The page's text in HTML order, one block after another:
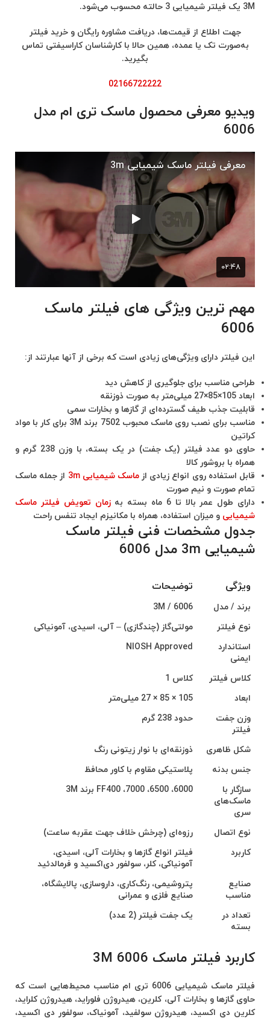
3M یک فیلتر شیمیایی 3 حالته محسوب می‌شود.
جهت اطلاع از قیمت‌ها، دریافت مشاوره رایگان و خرید فیلتر
به‌صورت تک یا عمده، همین حالا با کارشناسان کاراسیفتی تماس
بگیرید.
02166722222
ویدیو معرفی محصول ماسک تری ام مدل
6006
مهم ترین ویژگی های فیلتر ماسک
6006
این فیلتر دارای ویژگی‌های زیادی است که برخی از آنها عبارتند از:
طراحی مناسب برای جلوگیری از کاهش دید
ابعاد 105×85×27 میلی‌متر به صورت ذوزنقه
قابلیت جذب طیف گسترده‌ای از گازها و بخارات سمی
مناسب برای نصب روی ماسک محبوب 7502 برند 3M برای کار با مواد
کراتین
حاوی دو عدد فیلتر (یک جفت) در یک بسته، با وزن 238 گرم و
همراه با بروشور کالا
قابل استفاده روی انواع زیادی ازماسک‌ شیمیایی 3m
از جمله ماسک
تمام صورت و نیم صورت
دارای طول عمر بالا تا 6 ماه بسته به
زمان تعویض فیلتر ماسک
شیمیایی و میزان استفاده، همراه با مکانیزم ایجاد تنفس راحت
جدول مشخصات فنی فیلتر ماسک
شیمیایی 3m مدل 6006
ویژگی
توضیحات
ویژگی
توضیحات برند / مدل
3M / 6006
نوع فیلتر
مولتی‌گاز (چندگازی) – آلی، اسیدی، آمونیاکی
استاندارد
ایمنی
NIOSH Approved
کلاس فیلتر
کلاس 1
ابعاد
105 × 85 × 27 میلی‌متر
وزن جفت
فیلتر
حدود 238 گرم
شکل ظاهری
ذوزنقه‌ای با نوار زیتونی رنگ
جنس بدنه
پلاستیکی مقاوم با کاور محافظ
سازگار با
ماسک‌های
سری
6000، 6500، 7000، FF400 برند 3M
نوع اتصال
رزوه‌ای (چرخش خلاف جهت عقربه ساعت)
کاربرد
فیلتر انواع گازها و بخارات آلی، اسیدی،
آمونیاکی، کلر، سولفور دی‌اکسید و فرمالدئید
صنایع
مناسب
پتروشیمی، رنگ‌کاری، داروسازی، پالایشگاه،
صنایع فلزی و عمرانی
تعداد در
بسته
یک جفت فیلتر (2 عدد)
کاربرد فیلتر ماسک 6006 3M
فیلتر ماسک شیمیایی 6006 تری ام مناسب محیط‌هایی است که
حاوی گازها و بخارات آلی، کلرین، هیدروژن فلوراید، هیدروژن کلراید،
کلرین دی اکسید، هیدروژن سولفید، آمونیاک، سولفور دی اکسید،